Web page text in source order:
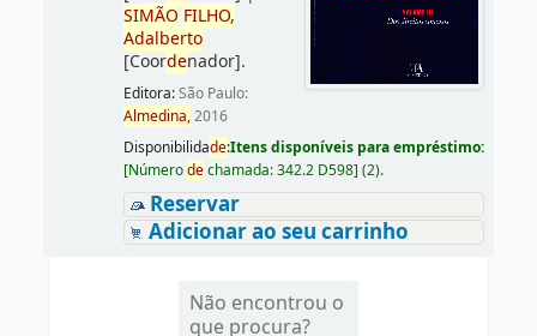
SIMÃO FILHO,
Adalberto
[Coordenador].
Editora:São Paulo:
Almedina,2016
Disponibilidade:Itens disponíveis para empréstimo:
[Númerodechamada:342.2 D598] (2).
Reservar
Adicionar ao seu carrinho
Não encontrou o
que procura?